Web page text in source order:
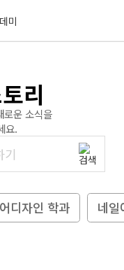
리
로운 소식을
요.
디자인 학과 네일